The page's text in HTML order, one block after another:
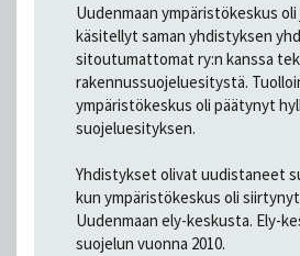
Uudenmaan ympäristökeskus
käsitellyt saman yhdistyksen
sitoutumattomat ry:n kanssa
rakennussuojeluesitystä.
ympäristökeskus oli päätynyt
suojeluesityksen.
Yhdistykset olivat uudistaneet
kun ympäristökeskus oli
Uudenmaan ely-keskusta. Ely-
suojelun vuonna 2010.